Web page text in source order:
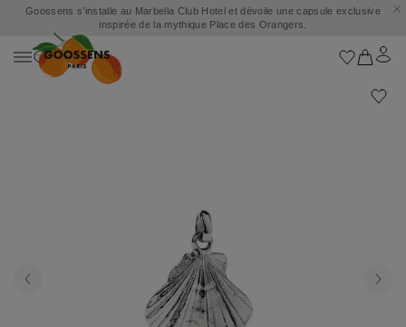
Goossens s’installe au Marbella Club Hotel et dévoile une capsule exclusive
inspirée de la mythique Place des Orangers.